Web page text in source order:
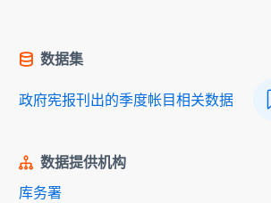
数据集
政府宪报刊出的季度帐目相关数据
数据提供机构
库务署